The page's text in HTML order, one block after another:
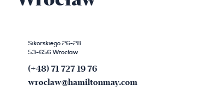
Sikorskiego 26-28
53-656 Wrocław
(+48) 71 727 19 76
wroclaw@hamiltonmay.com